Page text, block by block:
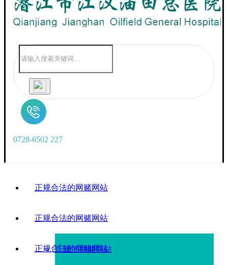
0728-6502 227
正规合法的网赌网站
正规合法的网赌网站
正规的网赌网站
正规合法的网赌网站